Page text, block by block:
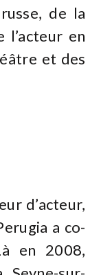
de la
l’acteur en
et des
d’acteur,
a co-
en 2008,